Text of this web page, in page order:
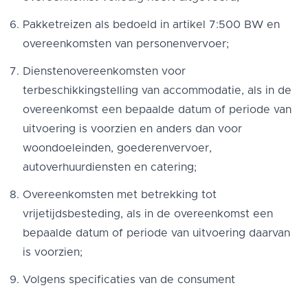
Pakketreizen als bedoeld in artikel 7:500 BW en
overeenkomsten van personenvervoer;
Dienstenovereenkomsten voor
terbeschikkingstelling van accommodatie, als in de
overeenkomst een bepaalde datum of periode van
uitvoering is voorzien en anders dan voor
woondoeleinden, goederenvervoer,
autoverhuurdiensten en catering;
Overeenkomsten met betrekking tot
vrijetijdsbesteding, als in de overeenkomst een
bepaalde datum of periode van uitvoering daarvan
is voorzien;
Volgens specificaties van de consument